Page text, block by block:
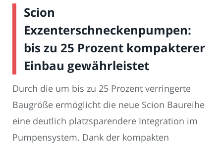
Scion
Exzenterschneckenpumpen:
bis zu 25 Prozent kompakterer
Einbau gewährleistet
Durch die um bis zu 25 Prozent verringerte
Baugröße ermöglicht die neue Scion Baureihe
eine deutlich platzsparendere Integration im
Pumpensystem. Dank der kompakten